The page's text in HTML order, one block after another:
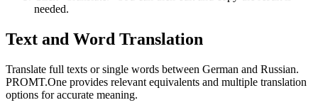
needed.
Text and Word Translation
Translate full texts or single words between German and Russian.
PROMT.One provides relevant equivalents and multiple translation
options for accurate meaning.